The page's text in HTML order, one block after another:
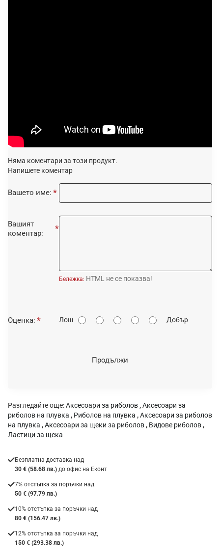
Няма коментари за този продукт.
Напишете коментар
Вашето име:
Вашият
коментар:
Бележка: HTML не се показва!
О
Оценка: Лош Добър
Продължи
Разгледайте още:Аксесоари за риболов ,Аксесоари за
риболов на плувка , Риболов на плувка ,Аксесоари за риболов
на плувка ,Аксесоари за щеки за риболов , Видове риболов ,
Ластици за щека
Безплатна доставка над
30 € (58.68 лв.) до офис на Еконт
7% отстъпка за поръчки над
50 € (97.79 лв.)
10% отстъпка за поръчки над
80 € (156.47 лв.)
12% отстъпка за поръчки над
150 € (293.38 лв.)